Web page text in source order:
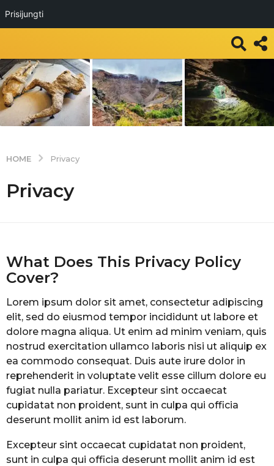
Prisijungti
HOME Privacy
Privacy
What Does This Privacy Policy
Cover?
Lorem ipsum dolor sit amet, consectetur adipiscing
elit, sed do eiusmod tempor incididunt ut labore et
dolore magna aliqua. Ut enim ad minim veniam, quis
nostrud exercitation ullamco laboris nisi ut aliquip ex
ea commodo consequat. Duis aute irure dolor in
reprehenderit in voluptate velit esse cillum dolore eu
fugiat nulla pariatur. Excepteur sint occaecat
cupidatat non proident, sunt in culpa qui officia
deserunt mollit anim id est laborum.
Excepteur sint occaecat cupidatat non proident,
sunt in culpa qui officia deserunt mollit anim id est